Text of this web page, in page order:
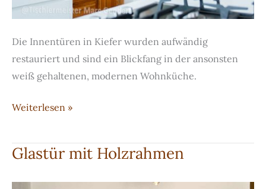
Die Innentüren in Kiefer wurden aufwändig
restauriert und sind ein Blickfang in der ansonsten
weiß gehaltenen, modernen Wohnküche.
Restauration
Innentüren
in
Weiterlesen »
Glastür mit Holzrahmen